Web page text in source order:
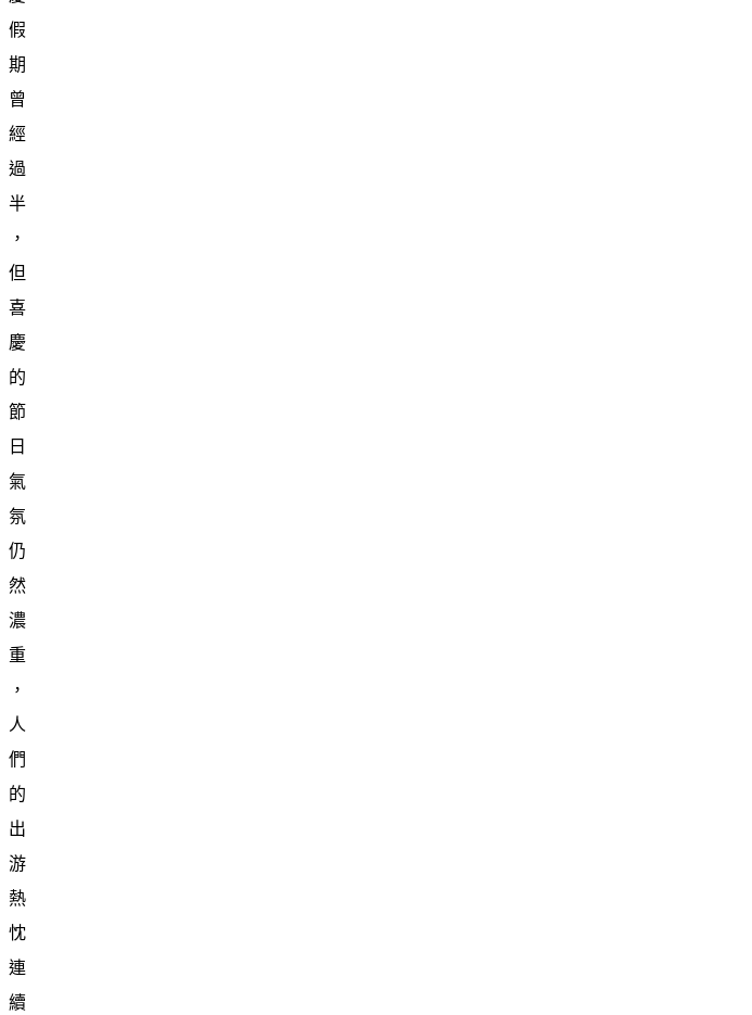
假
期
曾
經
過
半
，
但
喜
慶
的
節
日
氣
氛
仍
然
濃
重
，
人
們
的
出
游
熱
忱
連
續